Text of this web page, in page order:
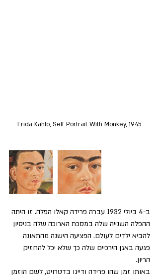
Frida Kahlo, Self Portrait With Monkey, 1945
ב-4 ביולי 1932 עברה פרידה קאלו הפלה. זו היתה
ההפלה השנייה שלה במסכת הארוכה שלה בניסיון
להביא ילדים לעולם. הפציעה הישנה מהתאונה
פגעה באגן הירכיים שלה כך שלא יכל להחזיק
הריון.
באותו זמן שהו פרידה ודייגו בדטרויט, לשם הוזמן